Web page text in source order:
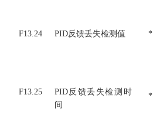
F13.24 PID反馈丢失检测值 *
F13.25
PID反馈丢失检测时
间
*